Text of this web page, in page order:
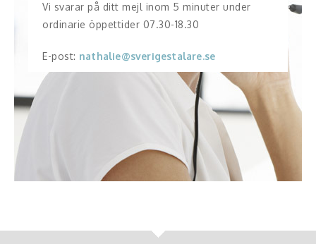
Vi svarar på ditt mejl inom 5 minuter under
ordinarie öppettider 07.30-18.30
E-post: nathalie@sverigestalare.se